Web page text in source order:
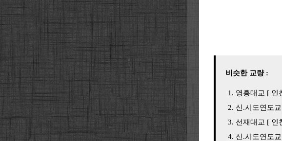
비슷한 교량 :
영흥대교 [ 인
신.시도연도
선재대교 [ 인
신.시도연도